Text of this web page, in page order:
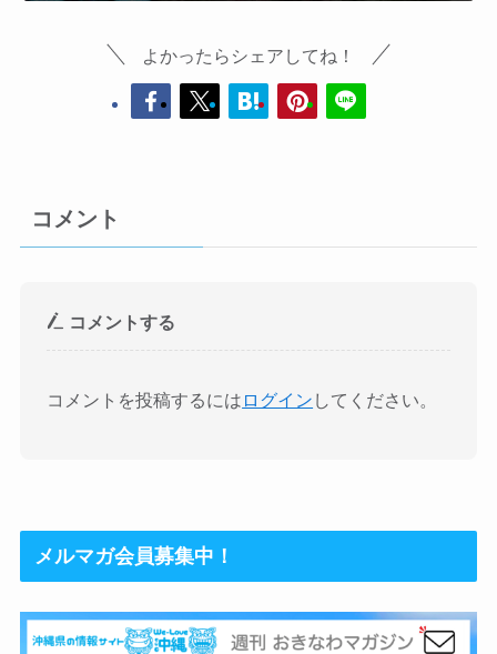
よかったらシェアしてね！
コメント
コメントする
コメントを投稿するには ログイン してください。
メルマガ会員募集中！